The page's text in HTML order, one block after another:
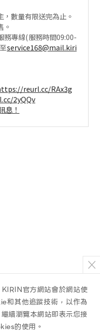
數量有限送完為止。
。
務專線(服務時間09:00-
service168@mail.kiri
reurl.cc/RAx3g
2yQQv
息！
官方網站會於網站使
和其他追蹤技術，以作為
續瀏覽本網站即表示您接
的使用。